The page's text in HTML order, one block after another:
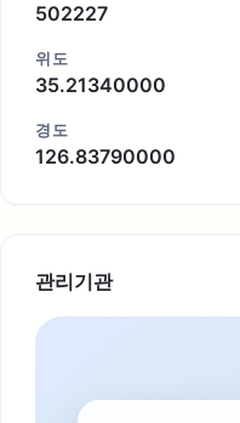
502227
위도
35.21340000
경도
126.83790000
관리기관